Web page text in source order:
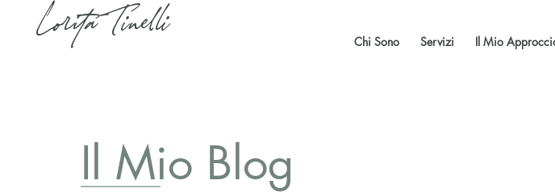
Lorita Tinelli Chi Sono Servizi Il Mio
Il Mio Blog